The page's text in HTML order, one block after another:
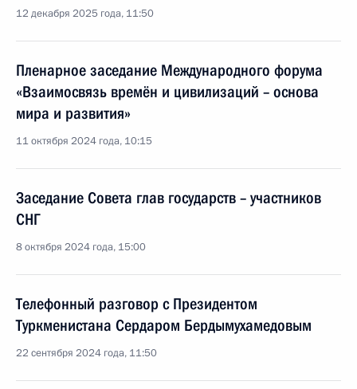
12 декабря 2025 года, 11:50
Пленарное заседание Международного форума
«Взаимосвязь времён и цивилизаций – основа
мира и развития»
11 октября 2024 года, 10:15
Заседание Совета глав государств – участников
СНГ
8 октября 2024 года, 15:00
Телефонный разговор с Президентом
Туркменистана Сердаром Бердымухамедовым
22 сентября 2024 года, 11:50